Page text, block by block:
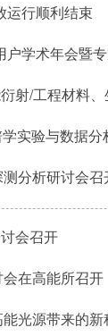
运行顺利结束
学术年会暨
射/工程材料
实验与数据分
分析研讨会召
会召开
在高能所召开
光源带来的